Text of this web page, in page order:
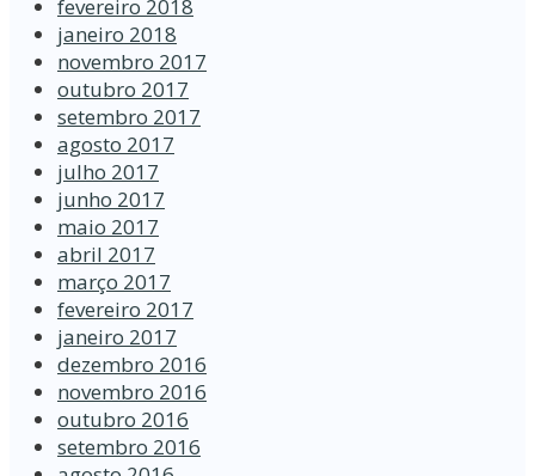
fevereiro 2018
janeiro 2018
novembro 2017
outubro 2017
setembro 2017
agosto 2017
julho 2017
junho 2017
maio 2017
abril 2017
março 2017
fevereiro 2017
janeiro 2017
dezembro 2016
novembro 2016
outubro 2016
setembro 2016